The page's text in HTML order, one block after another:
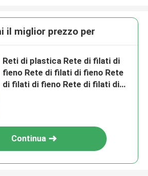
il miglior prezzo per
Reti di plastica Rete di filati di
fieno Rete di filati di fieno Rete
di filati di fieno Rete di filati di
di filati di fieno Rete di filati di
fieno Rete di filati di fieno Rete
fieno Rete di filati di fieno Rete
Continua